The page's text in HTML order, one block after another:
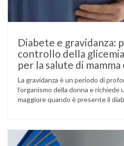
Diabete e gravidanza:
controllo della
per la salute di mamma
La gravidanza è un periodo di
l’organismo della donna e richiede
maggiore quando è presente il
volta durante la gestazione
mantenere …